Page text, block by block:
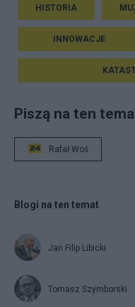
HISTORIA
INNOWACJE
Piszą na ten
Rafał Woś
Blogi na ten temat
Jan Filip Libicki
Tomasz Szymborski